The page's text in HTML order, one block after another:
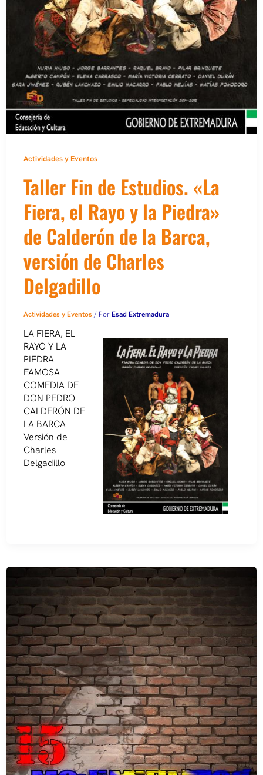
Actividades y Eventos
Taller Fin de Estudios. «La
Fiera, el Rayo y la Piedra»
de Calderón de la Barca,
versión de Charles
Delgadillo
Actividades y Eventos / PorEsad Extremadura
LA FIERA, EL
RAYO Y LA
PIEDRA
FAMOSA
COMEDIA DE
DON PEDRO
CALDERÓN DE
LA BARCA
Versión de
Charles
Delgadillo